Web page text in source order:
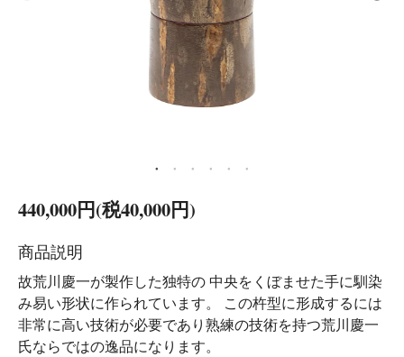
440,000円(税40,000円)
商品説明
故荒川慶一が製作した独特の 中央をくぼませた手に馴染
み易い形状に作られています。 この杵型に形成するには
非常に高い技術が必要であり熟練の技術を持つ荒川慶一
氏ならではの逸品になります。